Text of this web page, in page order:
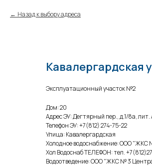
Назад к выбору адреса
Кавалергардская
Эксплуатационный участок №2
Дом: 20
Адрес ЭУ: Дегтярный пер., д.1/8а, лит.
Телефон ЭУ: +7(812) 274-75-22
Улица: Кавалергардская
Холодное водоснабжение: ООО "ЖКС
Хол Водоснаб ТЕЛЕФОН: тел.
Водоотведение: ООО "ЖКС № 3